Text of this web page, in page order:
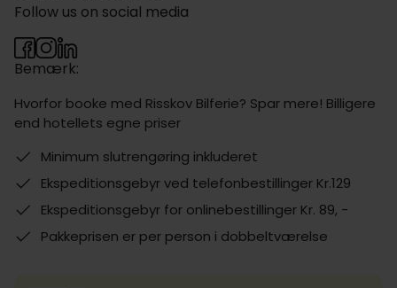
Bemærk:
Hvorfor booke med Risskov Bilferie? Spar mere! Billigere
end hotellets egne priser
Minimum slutrengøring inkluderet
Ekspeditionsgebyr ved telefonbestillinger Kr.129
Ekspeditionsgebyr for onlinebestillinger Kr. 89, -
Pakkeprisen er per person i dobbeltværelse
Follow us on social media